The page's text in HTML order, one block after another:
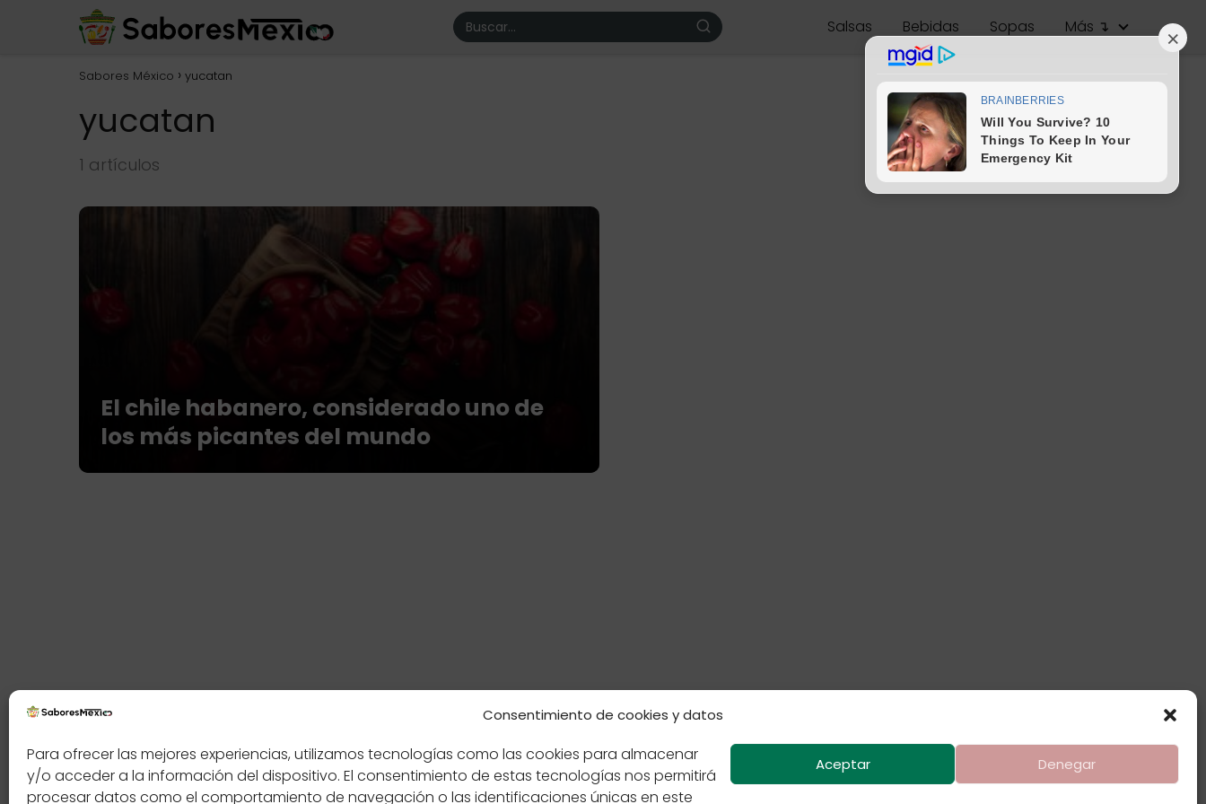
Consentimiento de cookies y datos
Para ofrecer las mejores experiencias, utilizamos tecnologías como las cookies para almacenar
y/o acceder a la información del dispositivo. El consentimiento de estas tecnologías nos permitirá
procesar datos como el comportamiento de navegación o las identificaciones únicas en este
Aceptar Denegar
Salsas Bebidas Sopas Más ↴
Sabores México yucatan
yucatan
1 artículos
El chile habanero, considerado uno de
los más picantes del mundo
Contáctenos Política de cookies Políticas de Privacidad Sabores de México